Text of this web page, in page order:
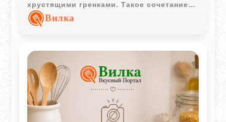
хрустящими гренками. Такое сочетание
делает блюдо насыщенным и особенно
подходящим для сытного обеда.
Вилка